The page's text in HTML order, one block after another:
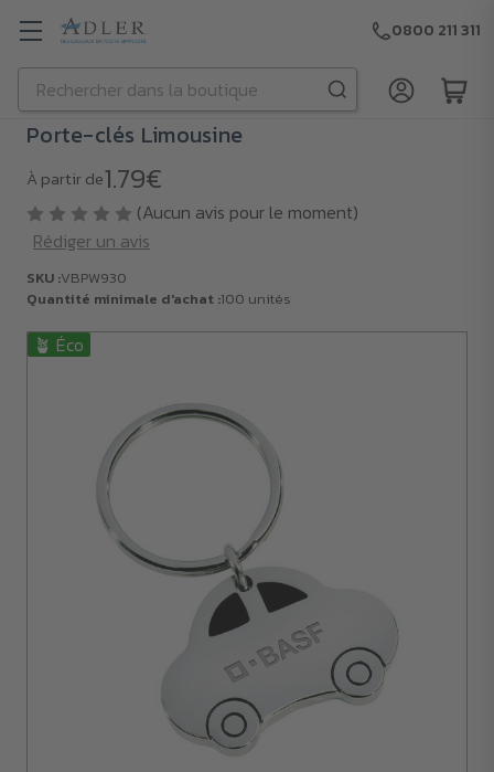
Passer au contenu principal
Rechercher
0800 211 311
🪴 Éco
Porte-clés Limousine
À partir de1.79€
(Aucun avis pour le moment)
Rédiger un avis
SKU :VBPW930
Quantité minimale d'achat :100 unités
SKU :